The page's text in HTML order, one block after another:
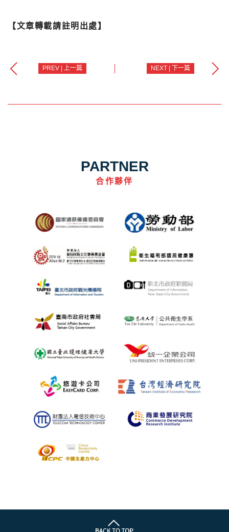
【文章轉載請註明出處】
PREV | 上一篇 NEXT | 下一篇
PARTNER
合作夥伴